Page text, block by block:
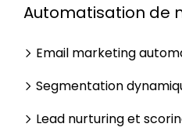
Automatisation de
Email marketing
Segmentation
Lead nurturing et